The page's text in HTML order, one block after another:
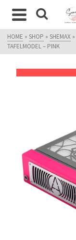
HOME » SHOP » SHEMAX »
TAFELMODEL – PINK